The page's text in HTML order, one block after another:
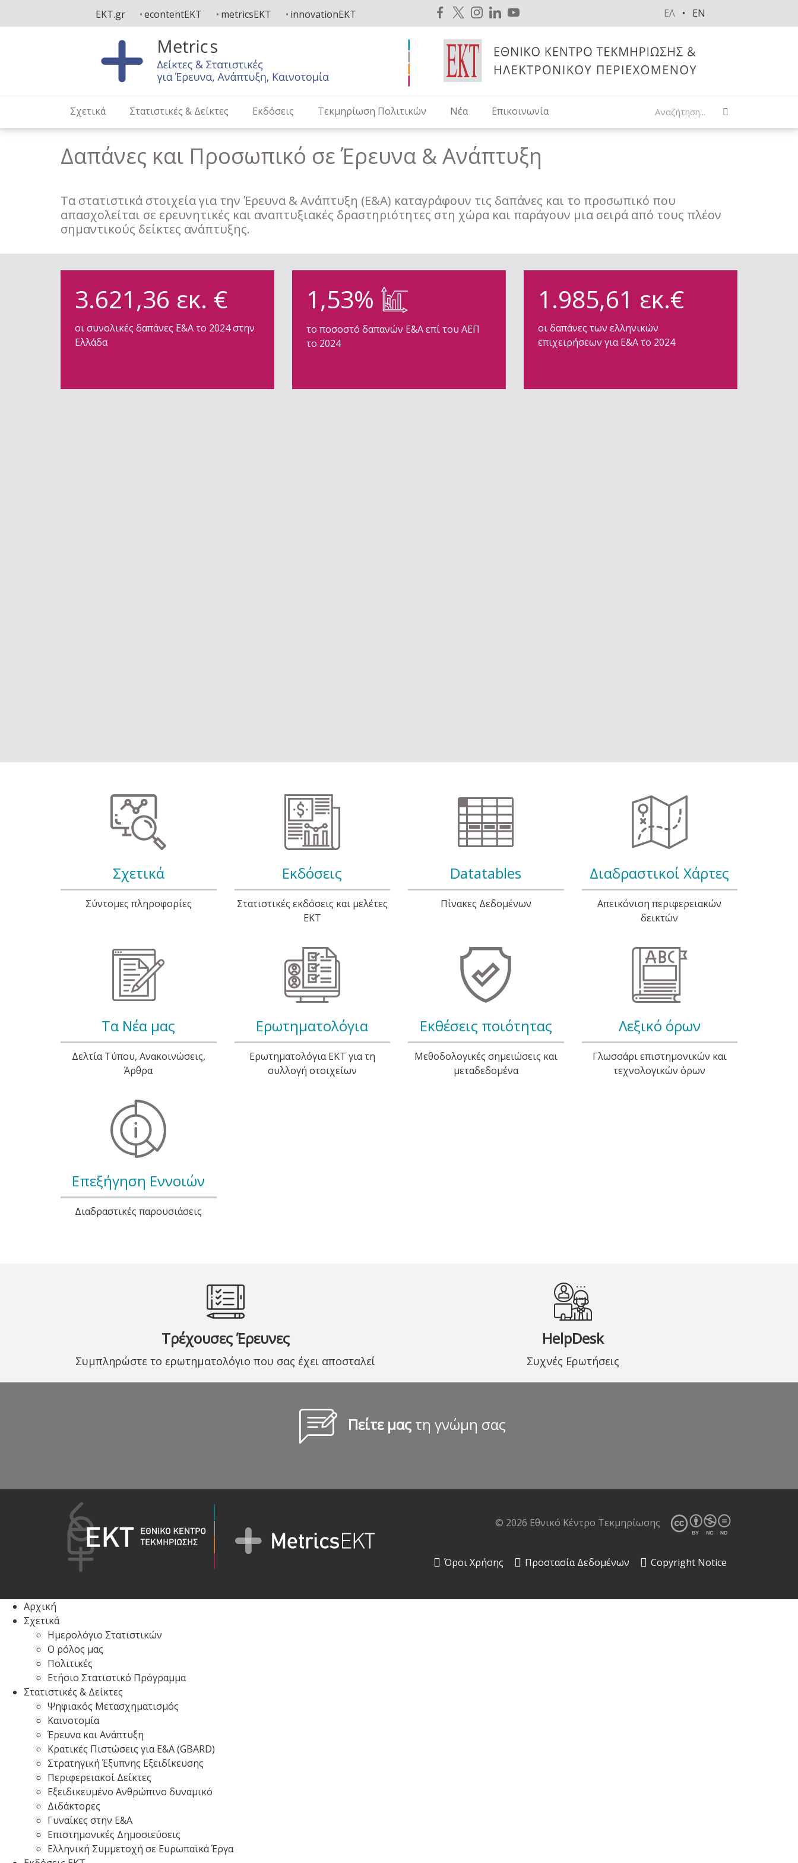
EKT.gr econtentEKT metricsEKT innovationEKT ΕΛ EN
Σχετικά Στατιστικές & Δείκτες Εκδόσεις Τεκμηρίωση Πολιτικών Νέα Επικοινωνία
Δαπάνες και Προσωπικό σε Έρευνα & Ανάπτυξη
Τα στατιστικά στοιχεία για την Έρευνα & Ανάπτυξη (Ε&Α) καταγράφουν τις δαπάνες και το προσωπικό που
απασχολείται σε ερευνητικές και αναπτυξιακές δραστηριότητες στη χώρα και παράγουν μια σειρά από τους πλέον
σημαντικούς δείκτες ανάπτυξης.
3.621,36 εκ. €
οι συνολικές δαπάνες Ε&Α το 2024 στην
Ελλάδα
1,53%
το ποσοστό δαπανών Ε&Α επί του ΑΕΠ
το 2024
1.985,61 εκ.€
oι δαπάνες των ελληνικών
επιχειρήσεων για Ε&Α το 2024
Σχετικά
Σύντομες πληροφορίες
Εκδόσεις
Στατιστικές εκδόσεις και μελέτες
ΕΚΤ
Datatables
Πίνακες Δεδομένων
Διαδραστικοί Χάρτες
Απεικόνιση περιφερειακών
δεικτών
Τα Νέα μας
Δελτία Τύπου, Ανακοινώσεις,
Άρθρα
Ερωτηματολόγια
Ερωτηματολόγια ΕΚΤ για τη
συλλογή στοιχείων
Εκθέσεις ποιότητας
Μεθοδολογικές σημειώσεις και
μεταδεδομένα
Λεξικό όρων
Γλωσσάρι επιστημονικών και
τεχνολογικών όρων
Επεξήγηση Εννοιών
Διαδραστικές παρουσιάσεις
Τρέχουσες Έρευνες
Συμπληρώστε το ερωτηματολόγιο που σας έχει αποσταλεί
HelpDesk
Συχνές Ερωτήσεις
Πείτε μας τη γνώμη σας
© 2026 Eθνικό Κέντρο Τεκμηρίωσης
Όροι Χρήσης Προστασία Δεδομένων Copyright Notice
Αρχική
Σχετικά
Ημερολόγιο Στατιστικών
Ο ρόλος μας
Πολιτικές
Ετήσιο Στατιστικό Πρόγραμμα
Στατιστικές & Δείκτες
Ψηφιακός Μετασχηματισμός
Καινοτομία
Έρευνα και Ανάπτυξη
Κρατικές Πιστώσεις για Ε&Α (GBARD)
Στρατηγική Έξυπνης Εξειδίκευσης
Περιφερειακοί Δείκτες
Εξειδικευμένο Ανθρώπινο δυναμικό
Διδάκτορες
Γυναίκες στην Ε&Α
Επιστημονικές Δημοσιεύσεις
Ελληνική Συμμετοχή σε Ευρωπαϊκά Έργα